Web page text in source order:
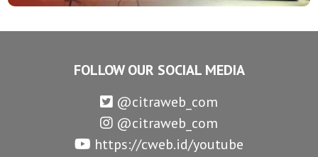
FOLLOW OUR SOCIAL MEDIA
@citraweb_com
@citraweb_com
https://cweb.id/youtube